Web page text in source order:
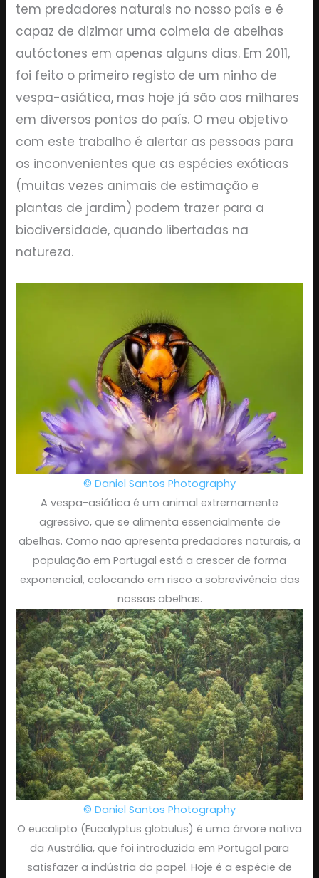
tem predadores naturais no nosso país e é
capaz de dizimar uma colmeia de abelhas
autóctones em apenas alguns dias. Em 2011,
foi feito o primeiro registo de um ninho de
vespa-asiática, mas hoje já são aos milhares
em diversos pontos do país. O meu objetivo
com este trabalho é alertar as pessoas para
os inconvenientes que as espécies exóticas
(muitas vezes animais de estimação e
plantas de jardim) podem trazer para a
biodiversidade, quando libertadas na
natureza.
© Daniel Santos Photography
A vespa-asiática é um animal extremamente
agressivo, que se alimenta essencialmente de
abelhas. Como não apresenta predadores naturais, a
população em Portugal está a crescer de forma
exponencial, colocando em risco a sobrevivência das
nossas abelhas.
© Daniel Santos Photography
O eucalipto (Eucalyptus globulus) é uma árvore nativa
da Austrália, que foi introduzida em Portugal para
satisfazer a indústria do papel. Hoje é a espécie de